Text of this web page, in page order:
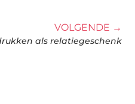
VOLGENDE →
als relatiegeschenk